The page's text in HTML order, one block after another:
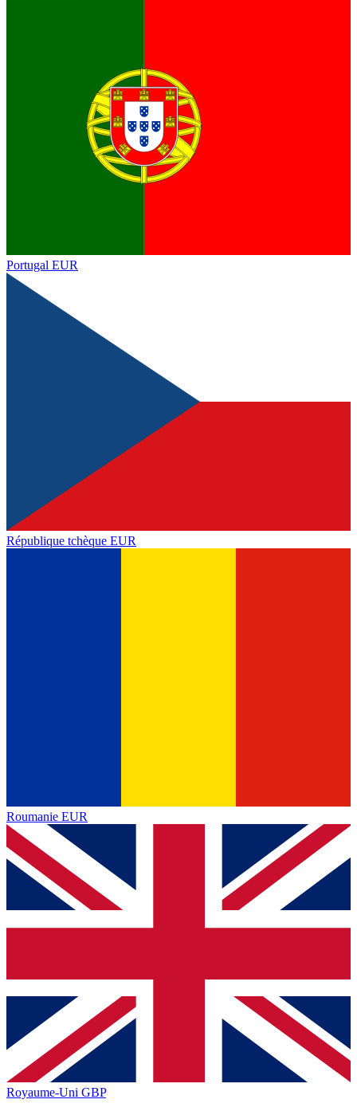
Portugal EUR
République tchèque EUR
Roumanie EUR
Royaume-Uni GBP